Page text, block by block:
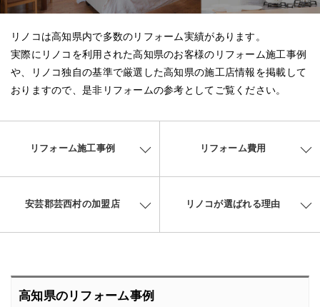
リノコは高知県内で多数のリフォーム実績があります。
実際にリノコを利用された高知県のお客様のリフォーム施工事例
や、リノコ独自の基準で厳選した高知県の施工店情報を掲載して
おりますので、是非リフォームの参考としてご覧ください。
リフォーム施工事例 リフォーム費用
安芸郡芸西村の加盟店 リノコが選ばれる理由
高知県のリフォーム事例